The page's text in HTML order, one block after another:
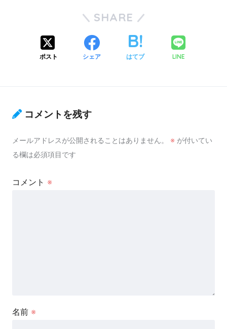
SHARE
ポスト シェア はてブ LINE
コメントを残す
メールアドレスが公開されることはありません。 ※ が付いてい
る欄は必須項目です
コメント ※
名前 ※